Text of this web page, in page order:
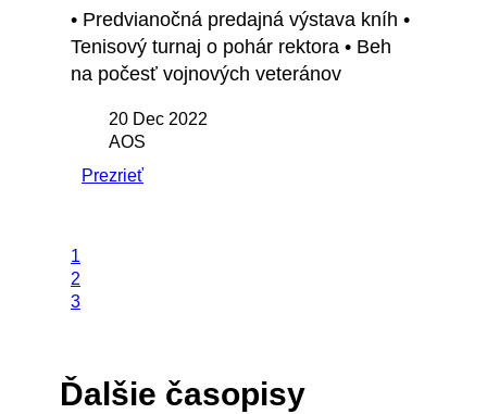
• Predvianočná predajná výstava kníh •
Tenisový turnaj o pohár rektora • Beh
na počesť vojnových veteránov
20 Dec 2022
AOS
Prezrieť
1
2
3
Ďalšie časopisy